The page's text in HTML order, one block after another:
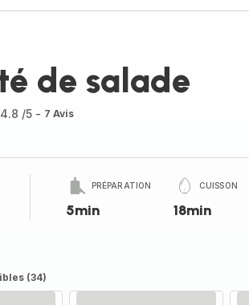
de salade
4.8 /5 - 7 Avis
PRÉPARATION
5min
CUISSON
18min
(34)